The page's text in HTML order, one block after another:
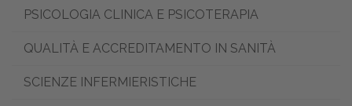
PSICOLOGIA CLINICA E PSICOTERAPIA
QUALITÀ E ACCREDITAMENTO IN SANITÀ
SCIENZE INFERMIERISTICHE